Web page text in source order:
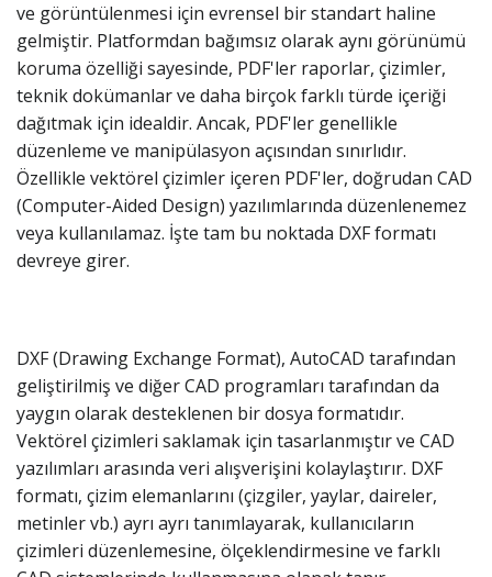
ve görüntülenmesi için evrensel bir standart haline
gelmiştir. Platformdan bağımsız olarak aynı görünümü
koruma özelliği sayesinde, PDF'ler raporlar, çizimler,
teknik dokümanlar ve daha birçok farklı türde içeriği
dağıtmak için idealdir. Ancak, PDF'ler genellikle
düzenleme ve manipülasyon açısından sınırlıdır.
Özellikle vektörel çizimler içeren PDF'ler, doğrudan CAD
(Computer-Aided Design) yazılımlarında düzenlenemez
veya kullanılamaz. İşte tam bu noktada DXF formatı
devreye girer.
DXF (Drawing Exchange Format), AutoCAD tarafından
geliştirilmiş ve diğer CAD programları tarafından da
yaygın olarak desteklenen bir dosya formatıdır.
Vektörel çizimleri saklamak için tasarlanmıştır ve CAD
yazılımları arasında veri alışverişini kolaylaştırır. DXF
formatı, çizim elemanlarını (çizgiler, yaylar, daireler,
metinler vb.) ayrı ayrı tanımlayarak, kullanıcıların
çizimleri düzenlemesine, ölçeklendirmesine ve farklı